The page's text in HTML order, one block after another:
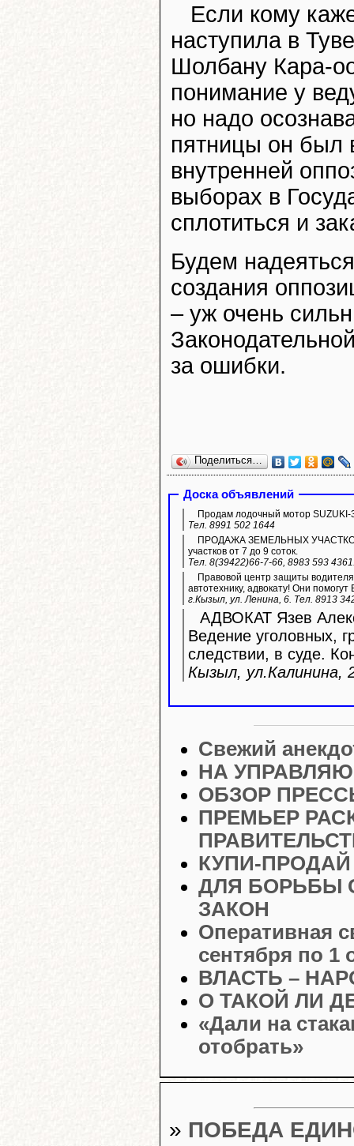
Если кому
наступила в
Шолбану Кара-
понимание у
но надо
пятницы он был
внутренней
выборах в
сплотиться и
Будем
создания
– уж очень
за ошибки.
Поделиться…
Доска объявлений
Продам лодочный мотор SUZUKI-
Тел. 8991 502 1644
ПРОДАЖА ЗЕМЕЛЬНЫХ УЧАСТКОВ
участков от 7 до 9 соток.
Тел. 8(39422)66-7-66, 8983 593
Правовой центр защиты
автотехнику, адвокату! Они
г.Кызыл, ул. Ленина, 6. Тел. 8913
АДВОКАТ Язев
Ведение уголовных,
следствии, в суде.
Кызыл, ул.Калинина,
Свежий
НА
ОБЗОР
ПРЕМЬЕР
КУПИ-ПРОДАЙ
ДЛЯ БОРЬБЫ
ЗАКОН
Оперативная
сентября по 1
ВЛАСТЬ –
О ТАКОЙ ЛИ
«Дали на
отобрать»
» ПОБЕДА